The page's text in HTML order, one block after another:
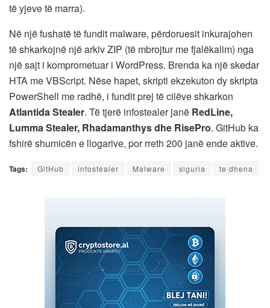
të yjeve të marra).
Në një fushatë të fundit malware, përdoruesit inkurajohen
të shkarkojnë një arkiv ZIP (të mbrojtur me fjalëkalim) nga
një sajt i komprometuar i WordPress. Brenda ka një skedar
HTA me VBScript. Nëse hapet, skripti ekzekuton dy skripta
PowerShell me radhë, i fundit prej të cilëve shkarkon
Atlantida Stealer. Të tjerë infostealer janë RedLine,
Lumma Stealer, Rhadamanthys dhe RisePro. GitHub ka
fshirë shumicën e llogarive, por rreth 200 janë ende aktive.
Tags: GitHub infostealer Malware siguria te dhena